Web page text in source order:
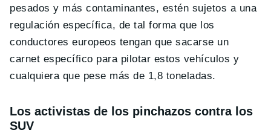
pesados y más contaminantes, estén sujetos a una
regulación específica, de tal forma que los
conductores europeos tengan que sacarse un
carnet específico para pilotar estos vehículos y
cualquiera que pese más de 1,8 toneladas.
Los activistas de los pinchazos contra los
SUV